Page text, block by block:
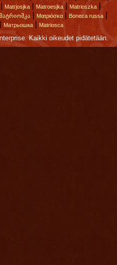
Matrjosjka| Matroesjka|Matrioszka|
მატრიოშკა|Ματριόσκα | Boneca russa
|Матрьошка| Matriosca
Kaikki oikeudet pidätetään.